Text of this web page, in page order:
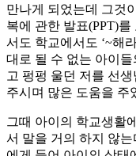
만나게 되었는데 그것
복에 관한 발표(PPT)
서도 학교에서도 ‘~해
대로 될 수 없는 아이
고 펑펑 울던 저를 선
주시며 많은 도움을 주
그때 아이의 학교생활
서 말을 거의 하지 않